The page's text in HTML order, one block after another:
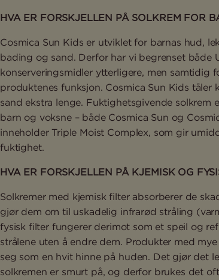
HVA ER FORSKJELLEN PÅ SOLKREM FOR
Cosmica Sun Kids er utviklet for barnas hud,
bading og sand. Derfor har vi begrenset både
konserveringsmidler ytterligere, men samtidig
produktenes funksjon. Cosmica Sun Kids tåler
sand ekstra lenge. Fuktighetsgivende solkrem
barn og voksne – både Cosmica Sun og
inneholder Triple Moist Complex, som gir
fuktighet.
HVA ER FORSKJELLEN PÅ KJEMISK OG
Solkremer med kjemisk filter absorberer de
gjør dem om til uskadelig infrarød stråling
fysisk filter fungerer derimot som et speil og
strålene uten å endre dem. Produkter med
seg som en hvit hinne på huden. Det gjør det
solkremen er smurt på, og derfor brukes det